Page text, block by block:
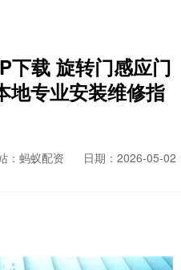
下载 ️旋转门感应门
地专业安装维修指
：蚂蚁配资
日期：2026-05-02